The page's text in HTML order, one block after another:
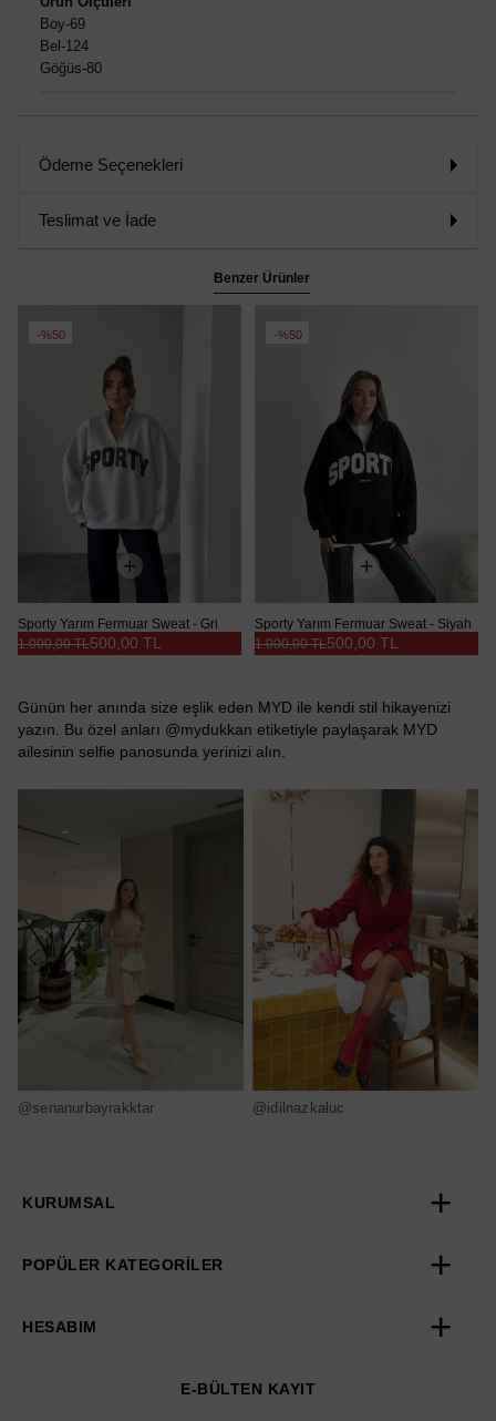
Boy-69
Bel-124
Göğüs-80
Ödeme Seçenekleri
Teslimat ve İade
Benzer Ürünler
%50
Sporty Yarım Fermuar Sweat - Gri
500,00 TL
1.000,00 TL
%50
Sporty Yarım Fermuar Sweat - Siyah
500,00 TL
1.000,00 TL
Günün her anında size eşlik eden MYD ile kendi stil hikayenizi
yazın. Bu özel anları @mydukkan etiketiyle paylaşarak MYD
ailesinin selfie panosunda yerinizi alın.
@senanurbayrakktar @idilnazkaluc
KURUMSAL
POPÜLER KATEGORİLER
HESABIM
E-BÜLTEN KAYIT